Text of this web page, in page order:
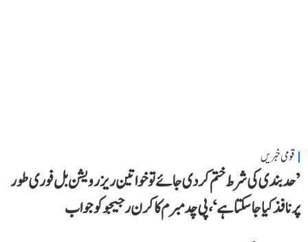
قومی خبریں
’حد بندی کی شرط ختم کر دی جائے تو خواتین ریزرویشن بل فوری طور
پر نافذ کیا جا سکتا ہے‘، پی چدمبرم کا کرن رجیجو کو جواب